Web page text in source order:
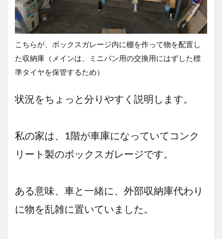
棚の
作り
方。
2.1
DIY収
納棚
の基
柱、
梁、
2.2
DIY収
量物
える
こちらが、ボックスガレージ内に棚を作って物を配置し
た収納庫（メインは、ミニバン用の交換用にはずした標
準タイヤを保管するため）
状況をちょっと分りやすく説明します。
私の家は、1階が車庫になっていてコンク
リート製のボックスガレージです。
ある意味、車と一緒に、外部収納庫代わり
に物を乱雑に置いていました。